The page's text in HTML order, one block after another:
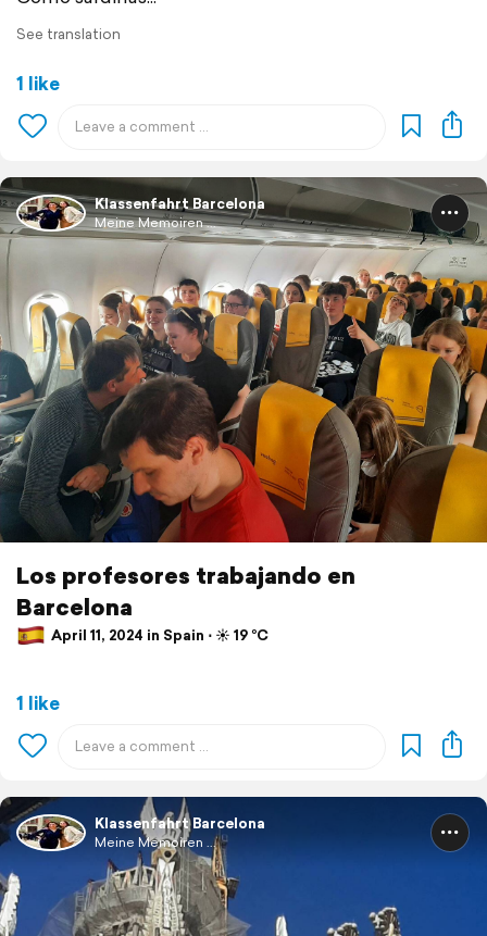
See translation
1 like
Klassenfahrt Barcelona
Meine Memoiren ...
Los profesores trabajando en
Barcelona
April 11, 2024 in Spain ⋅ ☀️ 19 °C
1 like
Klassenfahrt Barcelona
Meine Memoiren ...